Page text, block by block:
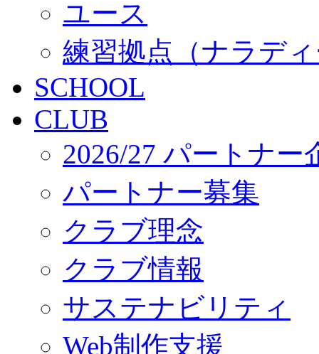
ユース
練習拠点（ナラデ
SCHOOL
CLUB
2026/27 パートナー
パートナー募集
クラブ理念
クラブ情報
サステナビリティ
Web制作支援